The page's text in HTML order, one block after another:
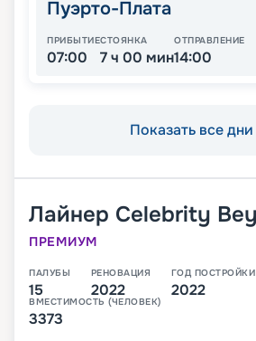
Пуэрто-Плата
ПРИБЫТИЕ
07:00
СТОЯНКА
7 ч 00 мин
ОТПРАВЛЕНИЕ
14:00
Показать все дни
Лайнер Celebrity
ПРЕМИУМ
ПАЛУБЫ
15
РЕНОВАЦИЯ
2022
ГОД ПОСТРОЙКИ
2022
ВМЕСТИМОСТЬ (ЧЕЛОВЕК)
3373